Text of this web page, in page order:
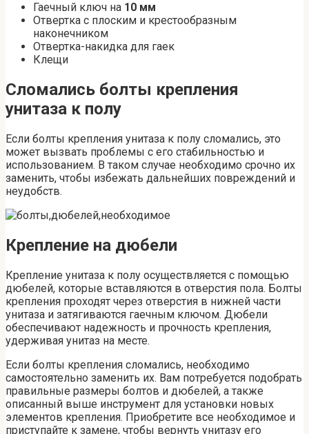
Гаечный ключ на 10 мм
Отвертка с плоским и крестообразным
наконечником
Отвертка-накидка для гаек
Клещи
Сломались болты крепления
унитаза к полу
Если болты крепления унитаза к полу сломались, это
может вызвать проблемы с его стабильностью и
использованием. В таком случае необходимо срочно их
заменить, чтобы избежать дальнейших повреждений и
неудобств.
Крепление на дюбели
Крепление унитаза к полу осуществляется с помощью
дюбелей, которые вставляются в отверстия пола. Болты
крепления проходят через отверстия в нижней части
унитаза и затягиваются гаечным ключом. Дюбели
обеспечивают надежность и прочность крепления,
удерживая унитаз на месте.
Если болты крепления сломались, необходимо
самостоятельно заменить их. Вам потребуется подобрать
правильные размеры болтов и дюбелей, а также
описанный выше инструмент для установки новых
элементов крепления. Приобретите все необходимое и
приступайте к замене, чтобы вернуть унитазу его